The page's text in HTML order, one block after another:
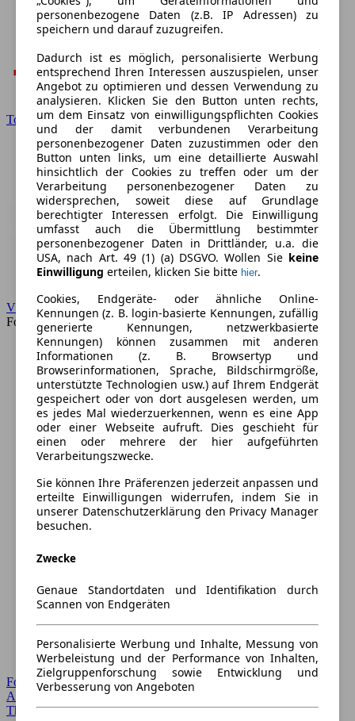
Toyota
VW
Forum
Forum Startseite
Alle Auto-Foren
Themen-Forum
personenbezogene Daten (z.B. IP Adressen) zu
speichern und darauf zuzugreifen.
Dadurch ist es möglich, personalisierte Werbung
entsprechend Ihren Interessen auszuspielen, unser
Angebot zu optimieren und dessen Verwendung zu
analysieren. Klicken Sie den Button unten rechts,
um dem Einsatz von einwilligungspflichten Cookies
und der damit verbundenen Verarbeitung
personenbezogener Daten zuzustimmen oder den
Button unten links, um eine detaillierte Auswahl
hinsichtlich der Cookies zu treffen oder um der
Verarbeitung personenbezogener Daten zu
widersprechen, soweit diese auf Grundlage
berechtigter Interessen erfolgt. Die Einwilligung
umfasst auch die Übermittlung bestimmter
personenbezogener Daten in Drittländer, u.a. die
USA, nach Art. 49 (1) (a) DSGVO. Wollen Sie keine
Einwilligung erteilen, klicken Sie bitte hier.
Cookies, Endgeräte- oder ähnliche Online-
Kennungen (z. B. login-basierte Kennungen, zufällig
generierte Kennungen, netzwerkbasierte
Kennungen) können zusammen mit anderen
Informationen (z. B. Browsertyp und
Browserinformationen, Sprache, Bildschirmgröße,
unterstützte Technologien usw.) auf Ihrem Endgerät
gespeichert oder von dort ausgelesen werden, um
es jedes Mal wiederzuerkennen, wenn es eine App
oder einer Webseite aufruft. Dies geschieht für
einen oder mehrere der hier aufgeführten
Verarbeitungszwecke.
Sie können Ihre Präferenzen jederzeit anpassen und
erteilte Einwilligungen widerrufen, indem Sie in
unserer Datenschutzerklärung den Privacy Manager
besuchen.
Zwecke
Genaue Standortdaten und Identifikation durch
Scannen von Endgeräten
Personalisierte Werbung und Inhalte, Messung von
Werbeleistung und der Performance von Inhalten,
Zielgruppenforschung sowie Entwicklung und
Verbesserung von Angeboten